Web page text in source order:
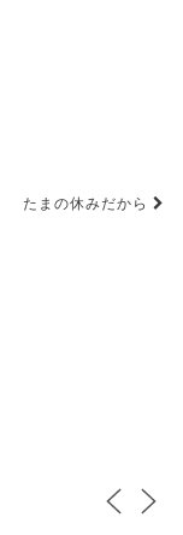
たまの休みだから